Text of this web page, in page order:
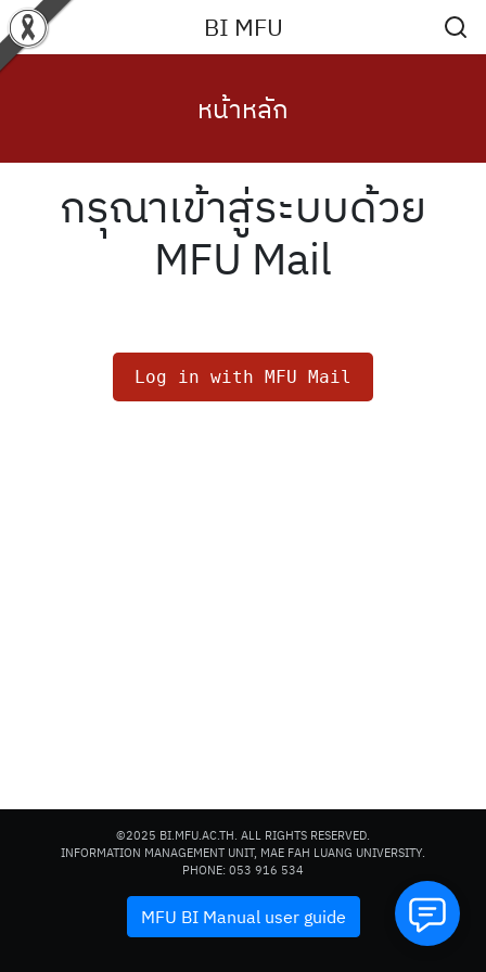
Skip
to
content
BI MFU
หน้าหลัก
กรุณาเข้าสู่ระบบด้วย
MFU Mail
Log in with MFU Mail
©2025 BI.MFU.AC.TH. ALL RIGHTS RESERVED.
INFORMATION MANAGEMENT UNIT, MAE FAH LUANG UNIVERSITY.
PHONE: 053 916 534
MFU BI Manual user guide